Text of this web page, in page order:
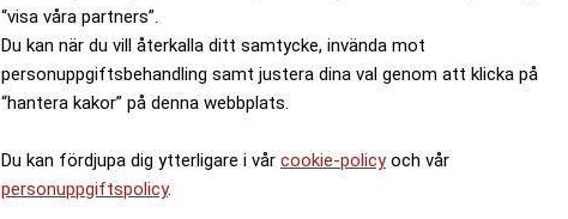
“visa våra partners”.
Du kan när du vill återkalla ditt samtycke, invända mot
personuppgiftsbehandling samt justera dina val genom att klicka på
“hantera kakor” på denna webbplats.
Du kan fördjupa dig ytterligare i vår cookie-policyoch vår
personuppgiftspolicy.